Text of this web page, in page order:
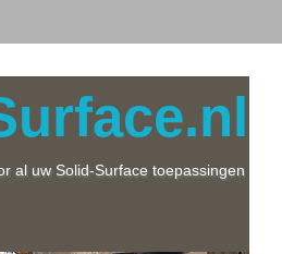
al uw Solid-Surface toepassingen